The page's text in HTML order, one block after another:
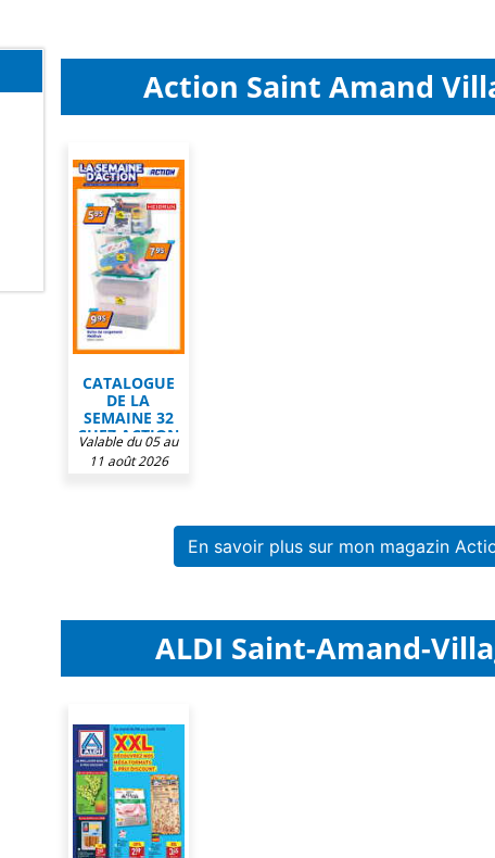
Action Saint Amand
CATALOGUE
DE LA
SEMAINE 32
CHEZ ACTION
Valable du 05 au
11 août 2026
En savoir plus sur mon magazin
ALDI Saint-Amand-